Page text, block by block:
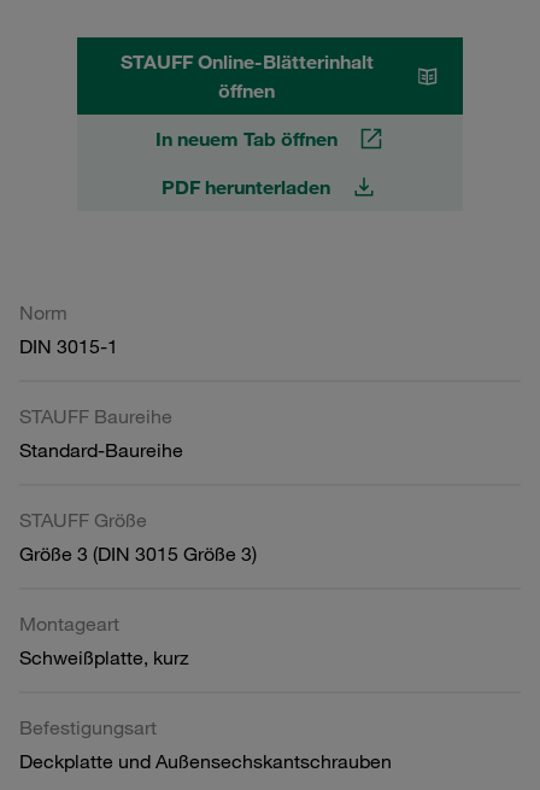
STAUFF Online-Blätterinhalt
öffnen
In neuem Tab öffnen
PDF herunterladen
Norm
DIN 3015-1
STAUFF Baureihe
Standard-Baureihe
STAUFF Größe
Größe 3 (DIN 3015 Größe 3)
Montageart
Schweißplatte, kurz
Befestigungsart
Deckplatte und Außensechskantschrauben